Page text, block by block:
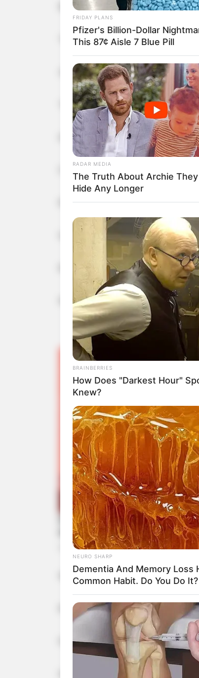
Muž je odmahnuo rukom.
“Nema to veze, završimo ovo.”
Ali ja sam rekla:
“Ima veze.”
Otvorila sam fasciklu.
Poruke.
Prebacivanje novca.
Stan koji je kupio na tuđe ime dok smo još
Njegovo lice se promijenilo.
Prvi put nije bio siguran.
Ona pored njega se ukočila.
Sudija je prelistavao.
FRIDAY PLANS
Pfizer's Billion-Dollar
This 87¢ Aisle 7 Blue Pill
RADAR MEDIA
The Truth About Archie
Hide Any Longer
BRAINBERRIES
How Does "Darkest Hour"
Knew?
NEURO SHARP
Dementia And Memory Loss
Common Habit. Do You Do It?